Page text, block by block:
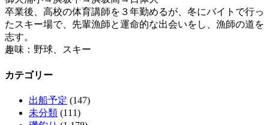
卒業後、高校の体育講師を３年勤めるが、冬にバイトで行っ
たスキー場で、先輩漁師と運命的な出会いをし、漁師の道を
志す。
趣味：野球、スキー
カテゴリー
出船予定 (147)
未分類 (111)